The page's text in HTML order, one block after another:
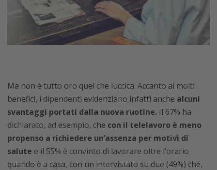
Ma non è tutto oro quel che luccica. Accanto ai molti
benefici, i dipendenti evidenziano infatti anche alcuni
svantaggi portati dalla nuova ruotine. Il 67% ha
dichiarato, ad esempio, che con il telelavoro è meno
propenso a richiedere un’assenza per motivi di
salute e il 55% è convinto di lavorare oltre l’orario
quando è a casa, con un intervistato su due (49%) che,